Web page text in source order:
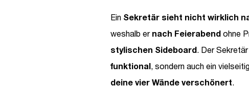
Ein Sekretär sieht nicht wirklich
weshalb er nach Feierabend ohne
stylischen Sideboard. Der
funktional, sondern auch ein
deine vier Wände verschönert.